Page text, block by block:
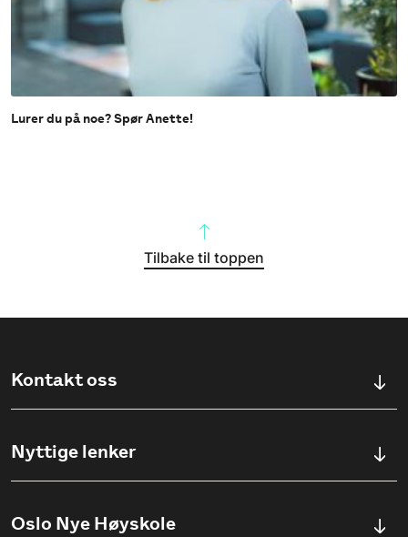
Lurer du på noe? Spør Anette!
Tilbake til toppen
Kontakt oss
Ullevålsveien 76, 0454 OSLO
(+47) 23 23 38 20
Nyttige lenker
Oslo Nye Høyskole